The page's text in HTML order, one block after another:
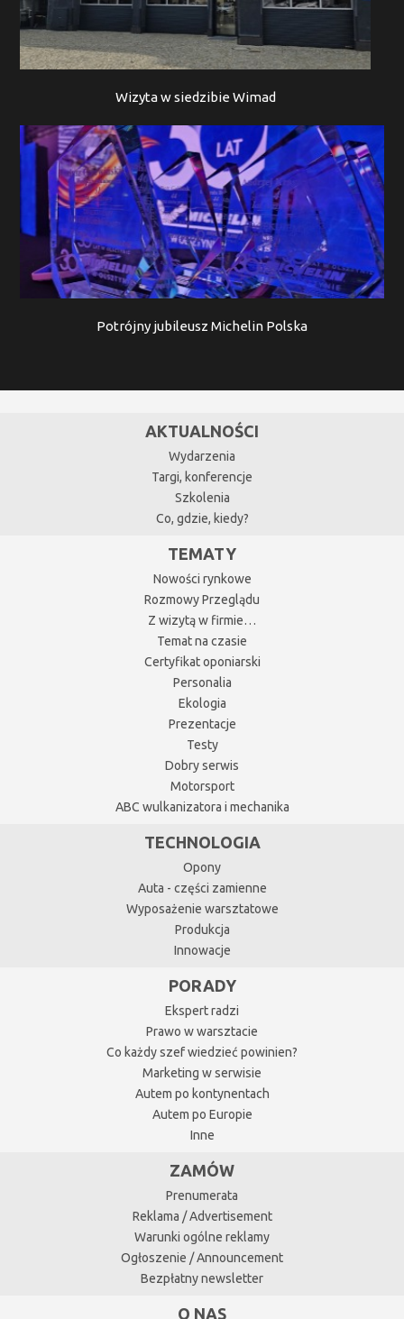
Wizyta w siedzibie Wimad
Potrójny jubileusz Michelin Polska
AKTUALNOŚCI
Wydarzenia
Targi, konferencje
Szkolenia
Co, gdzie, kiedy?
TEMATY
Nowości rynkowe
Rozmowy Przeglądu
Z wizytą w firmie…
Temat na czasie
Certyfikat oponiarski
Personalia
Ekologia
Prezentacje
Testy
Dobry serwis
Motorsport
ABC wulkanizatora i mechanika
TECHNOLOGIA
Opony
Auta - części zamienne
Wyposażenie warsztatowe
Produkcja
Innowacje
PORADY
Ekspert radzi
Prawo w warsztacie
Co każdy szef wiedzieć powinien?
Marketing w serwisie
Autem po kontynentach
Autem po Europie
Inne
ZAMÓW
Prenumerata
Reklama / Advertisement
Warunki ogólne reklamy
Ogłoszenie / Announcement
Bezpłatny newsletter
O NAS